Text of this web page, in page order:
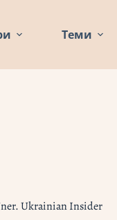
Теми